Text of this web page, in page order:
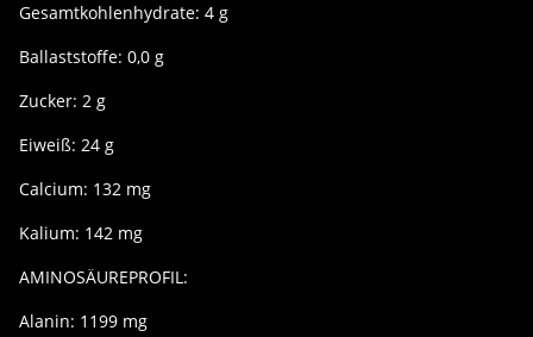
Gesamtkohlenhydrate: 4 g
Ballaststoffe: 0,0 g
Zucker: 2 g
Eiweiß: 24 g
Calcium: 132 mg
Kalium: 142 mg
AMINOSÄUREPROFIL:
Alanin: 1199 mg